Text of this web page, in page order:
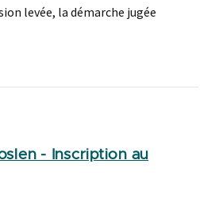
levée, la démarche jugée
- Inscription au